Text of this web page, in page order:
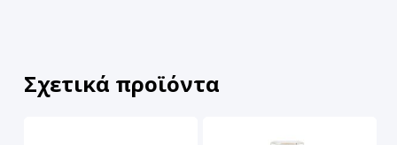
Σχετικά προϊόντα